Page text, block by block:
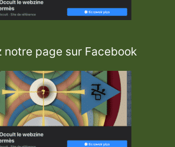
notre page sur Facebook